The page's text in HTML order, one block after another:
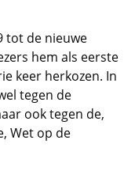
tot de nieuwe
hem als eerste
keer herkozen. In
tegen de
ook tegen de,
Wet op de